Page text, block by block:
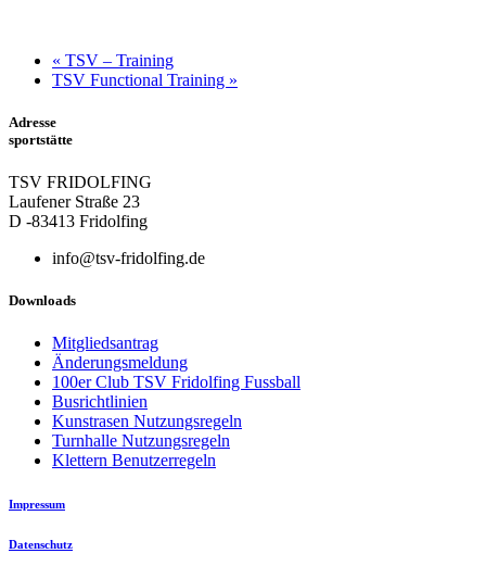
« TSV – Training
TSV Functional Training »
Adresse
sportstätte
TSV FRIDOLFING
Laufener Straße 23
D -83413 Fridolfing
info@tsv-fridolfing.de
Downloads
Mitgliedsantrag
Änderungsmeldung
100er Club TSV Fridolfing Fussball
Busrichtlinien
Kunstrasen Nutzungsregeln
Turnhalle Nutzungsregeln
Klettern Benutzerregeln
Impressum
Datenschutz